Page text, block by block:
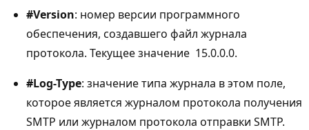
#Version: номер версии программного
обеспечения, создавшего файл журнала
протокола. Текущее значение  15.0.0.0.
#Log-Type: значение типа журнала в этом поле,
которое является журналом протокола получения
SMTP или журналом протокола отправки SMTP.